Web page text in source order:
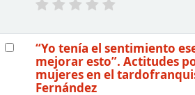
“Yo tenía el sentimiento
mejorar esto”. Actitudes
mujeres en el
Fernández